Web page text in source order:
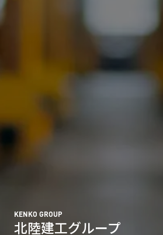
KENKO GROUP
北陸建工グループ